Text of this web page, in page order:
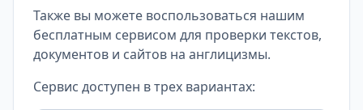
Также вы можете воспользоваться нашим
бесплатным сервисом для проверки текстов,
документов и сайтов на англицизмы.
Сервис доступен в трех вариантах: